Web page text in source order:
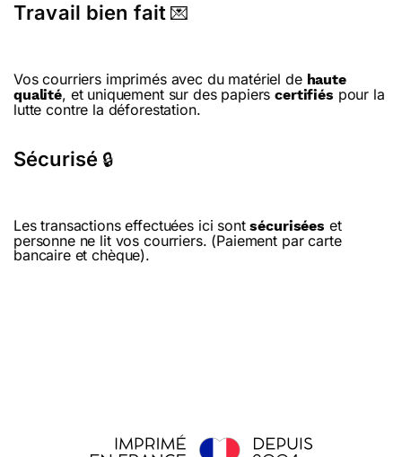
Travail bien fait 💌
Vos courriers imprimés avec du matériel de haute
qualité, et uniquement sur des papierscertifiés pour la
lutte contre la déforestation.
Sécurisé 🔒
Les transactions effectuées ici sontsécurisées et
personne ne lit vos courriers. (Paiement par carte
bancaire et chèque).